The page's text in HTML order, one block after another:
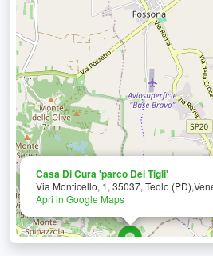
Casa Di Cura 'parco Dei Tigli'
Via Monticello, 1, 35037, Teolo
Apri in Google Maps